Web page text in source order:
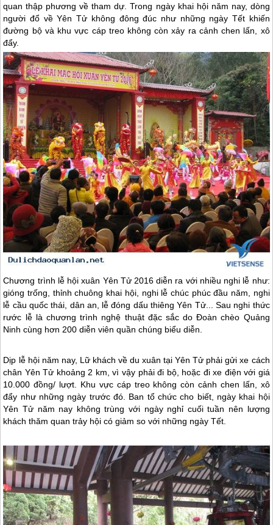
quan thập phương về tham dự. Trong ngày khai hội năm nay, dòng
người đổ về Yên Tử không đông đúc như những ngày Tết khiến
đường bộ và khu vực cáp treo không còn xảy ra cảnh chen lấn, xô
đẩy.
Chương trình lễ hội xuân Yên Tử 2016 diễn ra với nhiều nghi lễ như:
gióng trống, thỉnh chuông khai hội, nghi lễ chúc phúc đầu năm, nghi
lễ cầu quốc thái, dân an, lễ đóng dấu thiêng Yên Tử... Sau nghi thức
rước lễ là chương trình nghệ thuật đặc sắc do Đoàn chèo Quảng
Ninh cùng hơn 200 diễn viên quần chúng biểu diễn.
Dịp lễ hội năm nay, Lữ khách về du xuân tại Yên Tử phải gửi xe cách
chân Yên Tử khoảng 2 km, vì vậy phải đi bộ, hoặc đi xe điện với giá
10.000 đồng/ lượt. Khu vực cáp treo không còn cảnh chen lấn, xô
đẩy như những ngày trước đó. Ban tổ chức cho biết, ngày khai hội
Yên Tử năm nay không trùng với ngày nghỉ cuối tuần nên lượng
khách thăm quan trảy hội có giảm so với những ngày Tết.